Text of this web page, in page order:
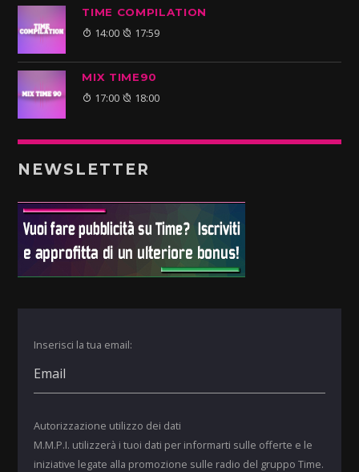
TIME COMPILATION
14:00 17:59
MIX TIME90
17:00 18:00
NEWSLETTER
Inserisci la tua email:
Autorizzazione utilizzo dei dati
M.M.P.I. utilizzerà i tuoi dati per informarti sulle offerte e le
iniziative legate alla promozione sulle radio del gruppo Time.